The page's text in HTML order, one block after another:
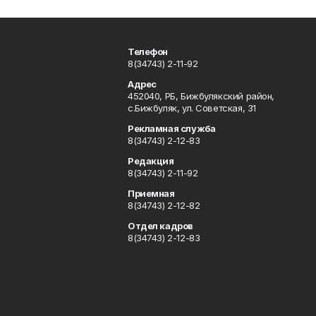
Телефон
8(34743) 2-11-92
Адрес
452040, РБ, Бижбулякский район,
с.Бижбуляк, ул. Советская, 31
Рекламная служба
8(34743) 2-12-83
Редакция
8(34743) 2-11-92
Приемная
8(34743) 2-12-82
Отдел кадров
8(34743) 2-12-83